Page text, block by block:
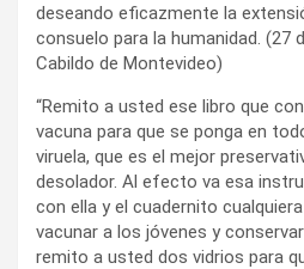
deseando eficazmente la
consuelo para la humanidad. (27
Cabildo de Montevideo)
“Remito a usted ese libro que
vacuna para que se ponga en
viruela, que es el mejor
desolador. Al efecto va esa
con ella y el cuadernito
vacunar a los jóvenes y
remito a usted dos vidrios para